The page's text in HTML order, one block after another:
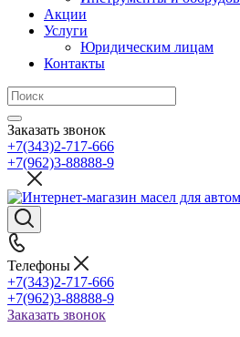
Акции
Услуги
Юридическим лицам
Контакты
Заказать звонок
+7(343)2-717-666
+7(962)3-88888-9
Телефоны
+7(343)2-717-666
+7(962)3-88888-9
Заказать звонок